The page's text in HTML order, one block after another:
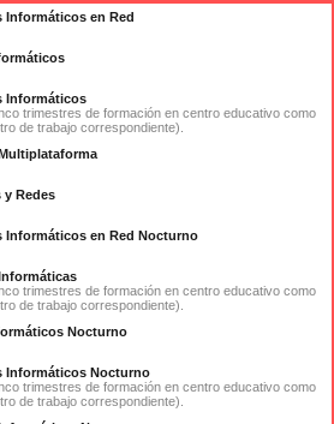
Informáticos en Red
Informáticos
trimestres de formación en centro educativo como
de trabajo correspondiente).
y Redes
Informáticos en Red Nocturno
trimestres de formación en centro educativo como
de trabajo correspondiente).
Nocturno
Informáticos Nocturno
trimestres de formación en centro educativo como
de trabajo correspondiente).